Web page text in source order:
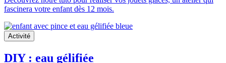
fascinera votre enfant dès 12 mois.
Activité
DIY : eau gélifiée